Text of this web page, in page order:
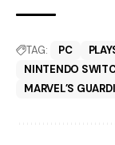
TAG: PC
NINTENDO
MARVEL’S